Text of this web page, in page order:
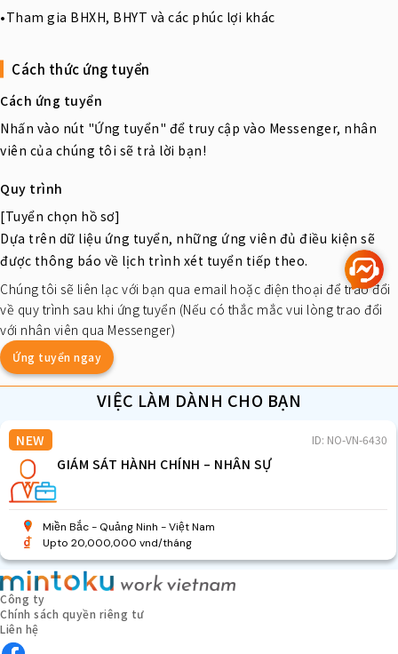
•Tham gia BHXH, BHYT và các phúc lợi khác
Cách thức ứng tuyển
Cách ứng tuyển
Nhấn vào nút "Ứng tuyển" để truy cập vào Messenger, nhân
viên của chúng tôi sẽ trả lời bạn!
Quy trình
[Tuyển chọn hồ sơ]
Dựa trên dữ liệu ứng tuyển, những ứng viên đủ điều kiện sẽ
được thông báo về lịch trình xét tuyển tiếp theo.
Chúng tôi sẽ liên lạc với bạn qua email hoặc điện thoại để trao đổi
về quy trình sau khi ứng tuyển (Nếu có thắc mắc vui lòng trao đổi
với nhân viên qua Messenger)
Ứng tuyển ngay
VIỆC LÀM DÀNH CHO BẠN
NEW ID: NO-VN-6430
GIÁM SÁT HÀNH CHÍNH – NHÂN SỰ
Miền Bắc Quảng Ninh
Việt Nam
Upto 20,000,000 vnd/tháng
Công ty
Chính sách quyền riêng tư
Liên hệ